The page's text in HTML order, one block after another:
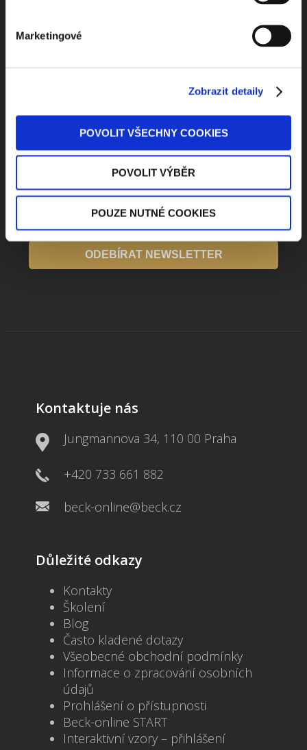
Marketingové
Zobrazit detaily
POVOLIT VŠECHNY COOKIES
POVOLIT VÝBĚR
POUZE NUTNÉ COOKIES
Odebírejte Beck-online
Dostávejte od nás pravidelný měsíční souhrn
toho nejpopulárnějšího obsahu.
Beru na vědomí zpracování osobních údajů
ODEBÍRAT NEWSLETTER
Kontaktuje nás
Jungmannova 34, 110 00 Praha
+420 733 661 882
beck-online@beck.cz
Důležité odkazy
Kontakty
Školení
Blog
Často kladené dotazy
Všeobecné obchodní podmínky
Informace o zpracování osobních
údajů
Prohlášení o přístupnosti
Beck-online START
Interaktivní vzory – přihlášení